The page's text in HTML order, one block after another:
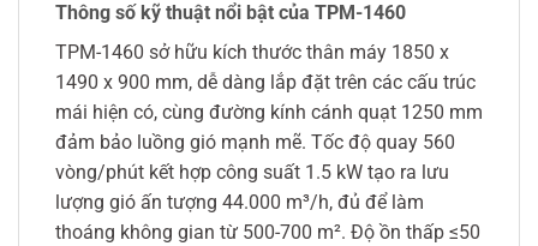
Thông số kỹ thuật nổi bật của TPM-1460
TPM-1460 sở hữu kích thước thân máy 1850 x
1490 x 900 mm, dễ dàng lắp đặt trên các cấu trúc
mái hiện có, cùng đường kính cánh quạt 1250 mm
đảm bảo luồng gió mạnh mẽ. Tốc độ quay 560
vòng/phút kết hợp công suất 1.5 kW tạo ra lưu
lượng gió ấn tượng 44.000 m³/h, đủ để làm
thoáng không gian từ 500-700 m². Độ ồn thấp ≤50